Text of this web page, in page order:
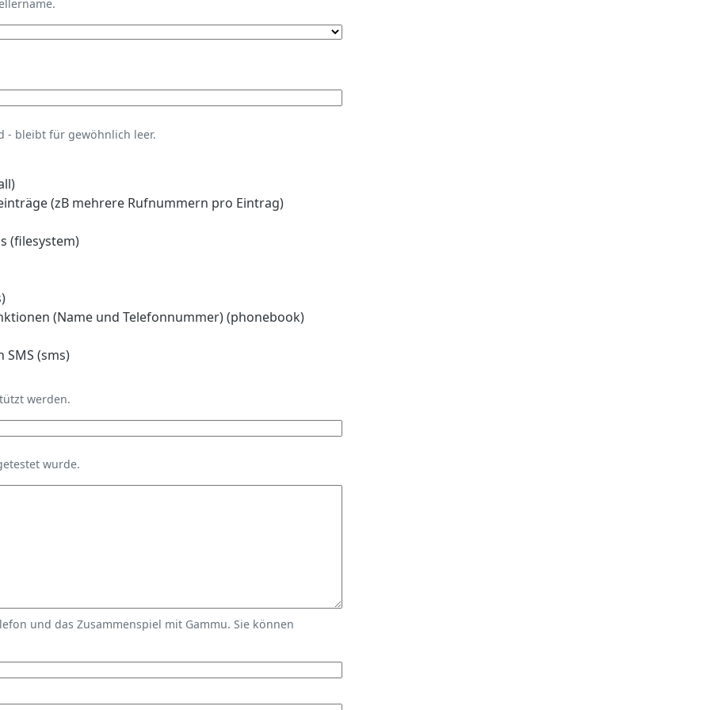
- bleibt für gewöhnlich leer.
(zB mehrere Rufnummern pro Eintrag)
(filesystem)
(Name und Telefonnummer) (phonebook)
(sms)
werden.
wurde.
und das Zusammenspiel mit Gammu. Sie können